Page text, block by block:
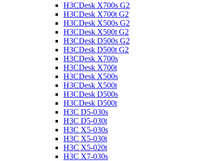
H3CDesk X700s G2
H3CDesk X700t G2
H3CDesk X500s G2
H3CDesk X500t G2
H3CDesk D500s G2
H3CDesk D500t G2
H3CDesk X700s
H3CDesk X700t
H3CDesk X500s
H3CDesk X500t
H3CDesk D500s
H3CDesk D500t
H3C D5-030s
H3C D5-030t
H3C X5-030s
H3C X5-030t
H3C X5-020t
H3C X7-030s